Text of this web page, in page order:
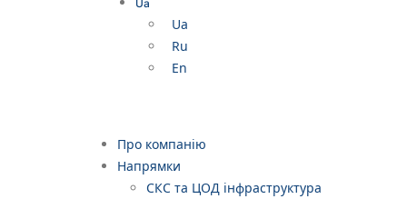
Ua
Ua
Ru
En
Про компанію
Напрямки
СКС та ЦОД інфраструктура